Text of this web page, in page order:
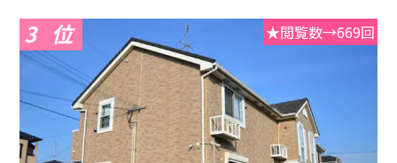
3 ★閲覧数→669回